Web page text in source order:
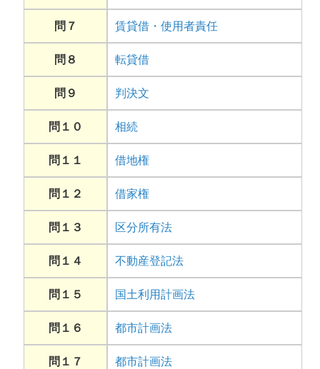
問７ 賃貸借・使用者責任
問８ 転貸借
問９ 判決文
問１０ 相続
問１１ 借地権
問１２ 借家権
問１３ 区分所有法
問１４ 不動産登記法
問１５ 国土利用計画法
問１６ 都市計画法
問１７ 都市計画法